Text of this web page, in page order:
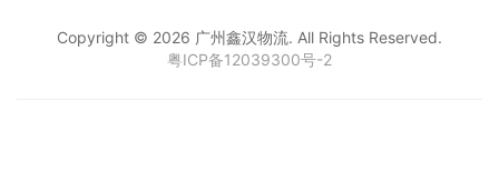
Copyright © 2026 广州鑫汉物流. All Rights Reserved.
粤ICP备12039300号-2